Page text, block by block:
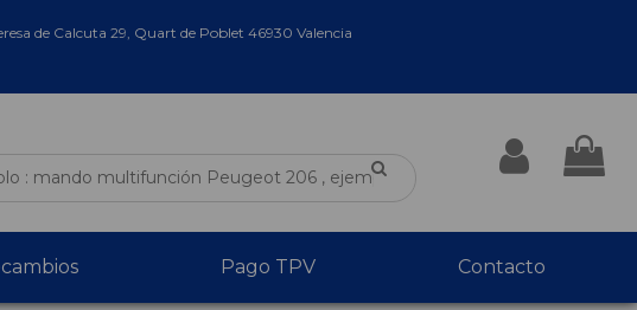
de Calcuta 29, Quart de Poblet 46930 Valencia
Pago TPV Contacto